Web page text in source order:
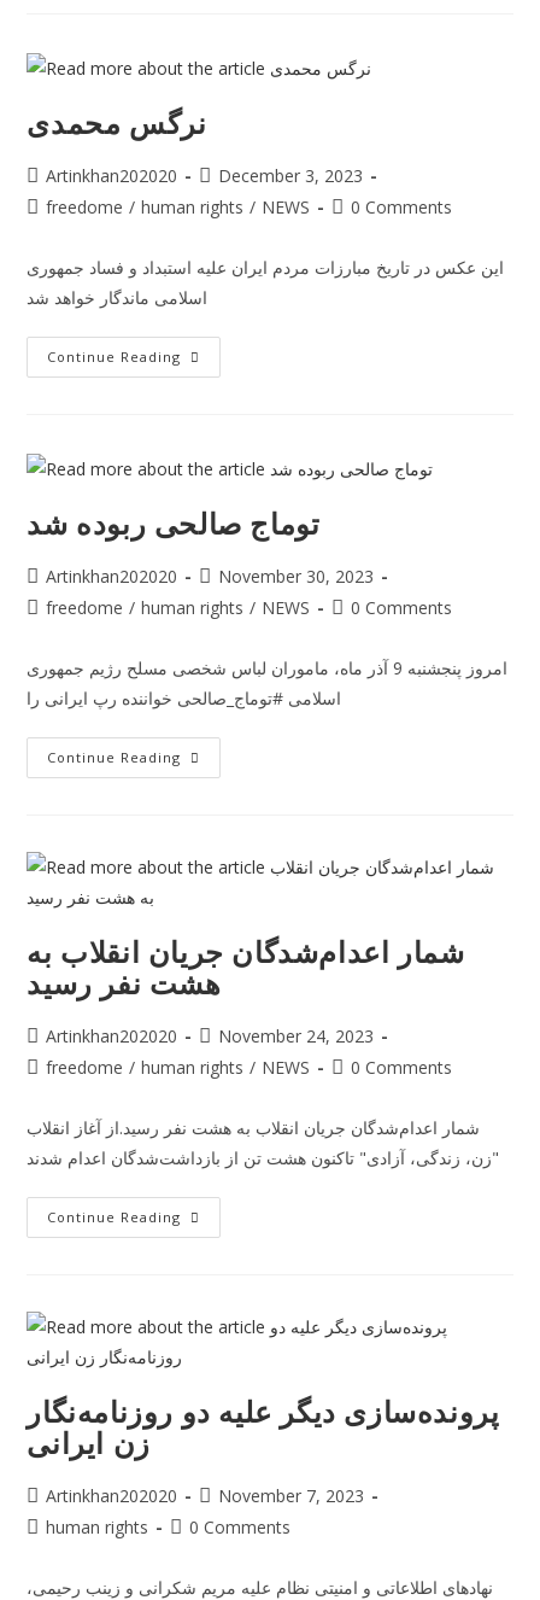
نرگس محمدی
Artinkhan202020
December 3, 2023
freedome / human rights / NEWS 0 Comments
این عکس در تاریخ مبارزات مردم ایران علیه استبداد و فساد جمهوری
اسلامی ماندگار خواهد شد
Continue Reading
توماج صالحی ربوده شد
Artinkhan202020
November 30, 2023
freedome / human rights / NEWS 0 Comments
امروز پنجشنبه 9 آذر ماه، ماموران لباس شخصی مسلح رژیم جمهوری
اسلامی #توماج_صالحی خواننده رپ ایرانی را
Continue Reading
شمار اعدام‌شدگان جریان انقلاب به
هشت نفر رسید
Artinkhan202020
November 24, 2023
freedome / human rights / NEWS 0 Comments
شمار اعدام‌شدگان جریان انقلاب به هشت نفر رسید.از آغاز انقلاب
"زن، زندگی، آزادی" تاکنون هشت تن از بازداشت‌شدگان اعدام شدند
Continue Reading
پرونده‌سازی دیگر علیه دو روزنامه‌نگار
زن ایرانی
Artinkhan202020
November 7, 2023
human rights
0 Comments
نهادهای اطلاعاتی و امنیتی نظام علیه مریم شکرانی و زینب رحیمی،